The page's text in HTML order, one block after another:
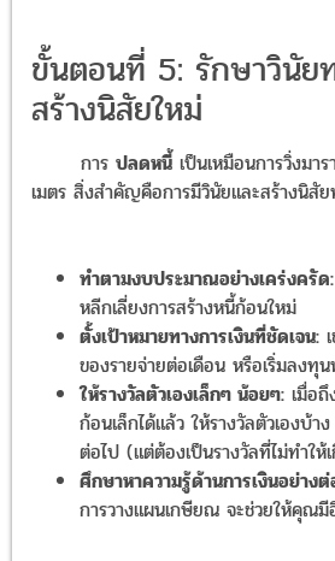
ขั้นตอนที่ 5: รักษาวินัย
สร้างนิสัยใหม่
การ ปลดหนี้ เป็นเหมือนการวิ่งมา
เมตร สิ่งสำคัญคือการมีวินัยและสร้างนิสัย
ทำตามงบประมาณอย่างเคร่งครัด:
หลีกเลี่ยงการสร้างหนี้ก้อนใหม่
ตั้งเป้าหมายทางการเงินที่ชัดเจน:
ของรายจ่ายต่อเดือน หรือเริ่มลงทุ
ให้รางวัลตัวเองเล็กๆ น้อยๆ: เมื่อ
ก้อนเล็กได้แล้ว ให้รางวัลตัวเองบ้า
ต่อไป (แต่ต้องเป็นรางวัลที่ไม่ทำให้
ศึกษาหาความรู้ด้านการเงินอย่างต่
การวางแผนเกษียณ จะช่วยให้คุณมี